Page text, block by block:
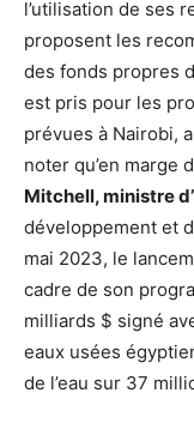
l’utilisation de ses
proposent les
des fonds propres
est pris pour les
prévues à Nairobi,
noter qu’en marge
Mitchell, ministre
développement et
mai 2023, le
cadre de son
milliards $ signé
eaux usées
de l’eau sur 37